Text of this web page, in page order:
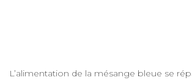
L’alimentation de la mésange bleue se